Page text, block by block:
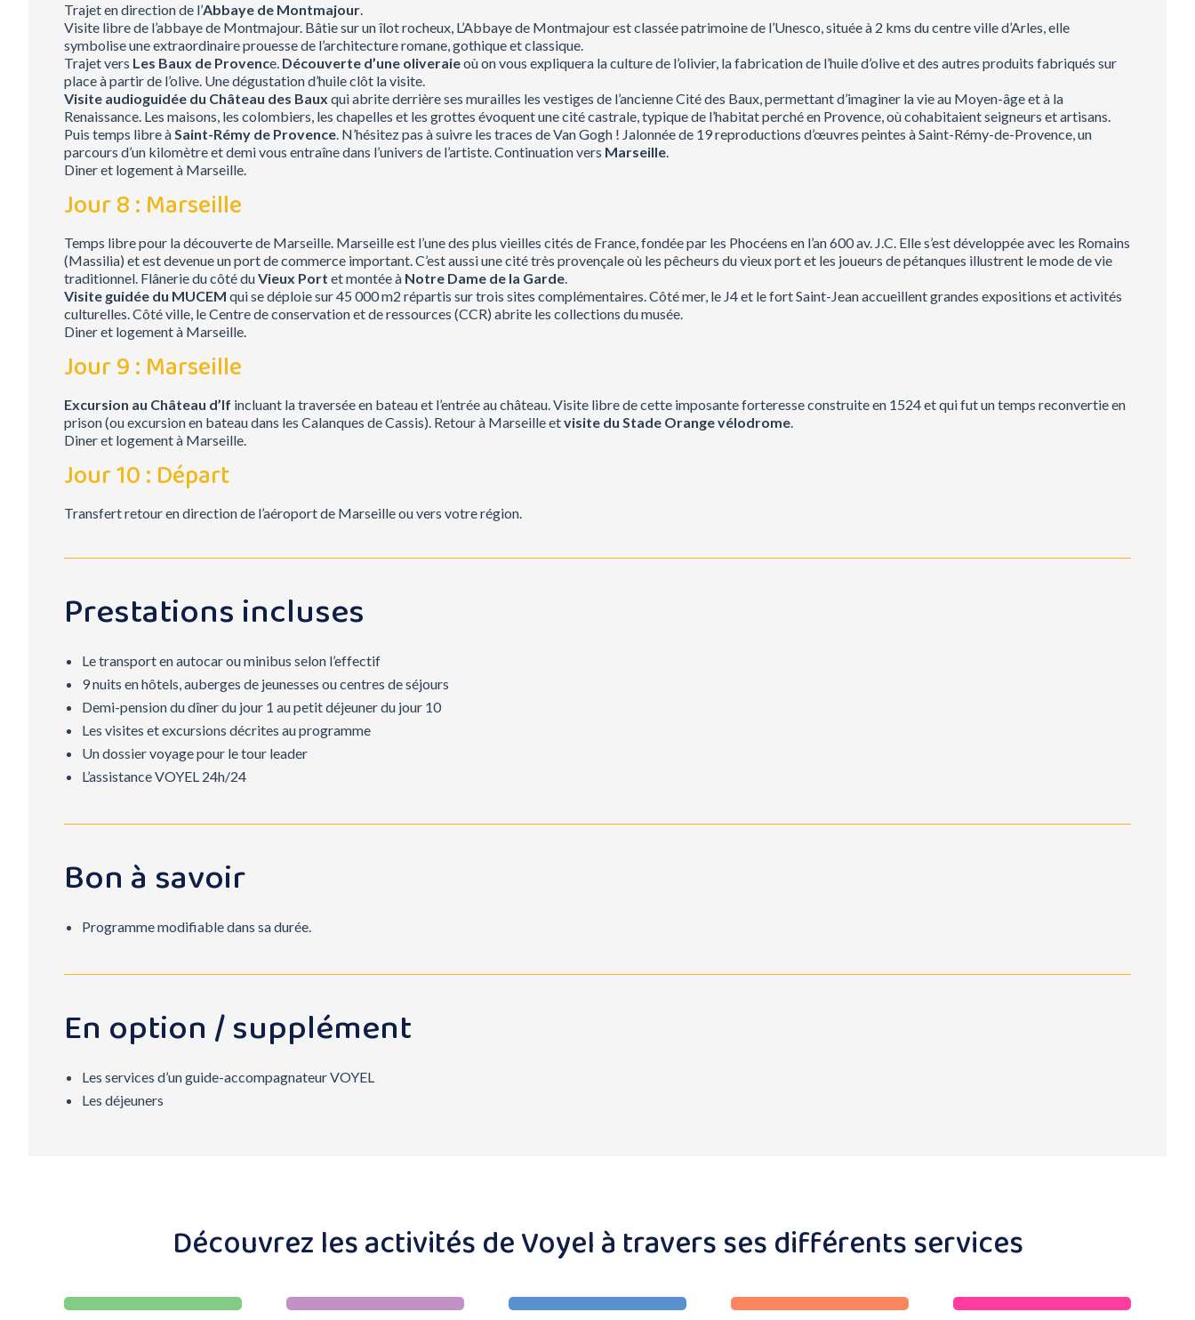
Trajet en direction de l’Abbaye de Montmajour.
Visite libre de l’abbaye de Montmajour. Bâtie sur un îlot rocheux, L’Abbaye de Montmajour est classée patrimoine de l’Unesco, située à 2 kms du centre ville d’Arles, elle
symbolise une extraordinaire prouesse de l’architecture romane, gothique et classique.
Trajet vers Les Baux de Provence. Découverte d’une oliveraieoù on vous expliquera la culture de l’olivier, la fabrication de l’huile d’olive et des autres produits fabriqués sur
place à partir de l’olive. Une dégustation d’huile clôt la visite.
Visite audioguidée du Château des Baux qui abrite derrière ses murailles les vestiges de l’ancienne Cité des Baux, permettant d’imaginer la vie au Moyen-âge et à la
Renaissance. Les maisons, les colombiers, les chapelles et les grottes évoquent une cité castrale, typique de l’habitat perché en Provence, où cohabitaient seigneurs et artisans.
Puis temps libre àSaint-Rémy de Provence. N’hésitez pas à suivre les traces de Van Gogh ! Jalonnée de 19 reproductions d’œuvres peintes à Saint-Rémy-de-Provence, un
parcours d’un kilomètre et demi vous entraîne dans l’univers de l’artiste. Continuation vers Marseille.
Diner et logement à Marseille.
Jour 8 : Marseille
Temps libre pour la découverte de Marseille. Marseille est l’une des plus vieilles cités de France, fondée par les Phocéens en l’an 600 av. J.C. Elle s’est développée avec les Romains
(Massilia) et est devenue un port de commerce important. C’est aussi une cité très provençale où les pêcheurs du vieux port et les joueurs de pétanques illustrent le mode de vie
traditionnel. Flânerie du côté duVieux Port et montée à Notre Dame de la Garde.
Visite guidée du MUCEM qui se déploie sur 45 000 m2 répartis sur trois sites complémentaires. Côté mer, le J4 et le fort Saint-Jean accueillent grandes expositions et activités
culturelles. Côté ville, le Centre de conservation et de ressources (CCR) abrite les collections du musée.
Diner et logement à Marseille.
Jour 9 : Marseille
Excursion au Château d’If incluant la traversée en bateau et l’entrée au château. Visite libre de cette imposante forteresse construite en 1524 et qui fut un temps reconvertie en
prison (ou excursion en bateau dans les Calanques de Cassis). Retour à Marseille etvisite du Stade Orange vélodrome.
Diner et logement à Marseille.
Jour 10 : Départ
Transfert retour en direction de l’aéroport de Marseille ou vers votre région.
Prestations incluses
Le transport en autocar ou minibus selon l’effectif
9 nuits en hôtels, auberges de jeunesses ou centres de séjours
Demi-pension du dîner du jour 1 au petit déjeuner du jour 10
Les visites et excursions décrites au programme
Un dossier voyage pour le tour leader
L’assistance VOYEL 24h/24
Bon à savoir
Programme modifiable dans sa durée.
En option / supplément
Les services d’un guide-accompagnateur VOYEL
Les déjeuners
Découvrez les activités de Voyel à travers ses différents services